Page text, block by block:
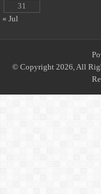
31
« Jul
© Copyright 2026, All